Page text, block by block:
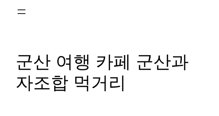
군산 여행 카페 군산과
자조합 먹거리